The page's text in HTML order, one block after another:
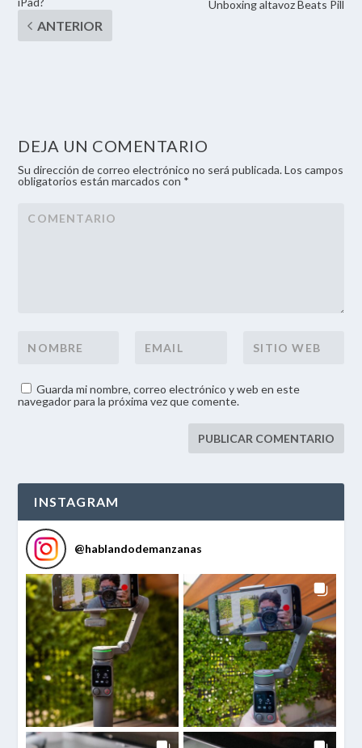
Unboxing altavoz Beats Pill
DEJA UN COMENTARIO
Su dirección de correo electrónico no será publicada. Los campos
obligatorios están marcados con *
Guarda mi nombre, correo electrónico y web en este
navegador para la próxima vez que comente.
INSTAGRAM
@hablandodemanzanas